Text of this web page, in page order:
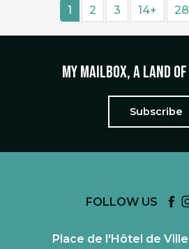
1 2 3 14+
My mailbox, a land
Subscribe
FOLLOW US
Place de l'Hôtel de